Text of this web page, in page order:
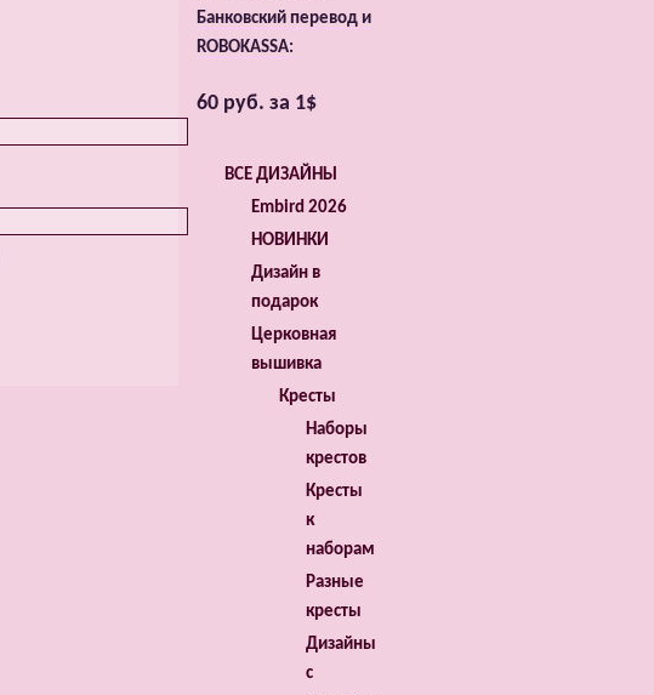
Банковский перевод и
ROBOKASSA:
60 руб. за 1$
ВСЕ ДИЗАЙНЫ
Embird 2026
НОВИНКИ
Дизайн в
подарок
Церковная
вышивка
Кресты
Наборы
крестов
Кресты
к
наборам
Разные
кресты
Дизайны
с